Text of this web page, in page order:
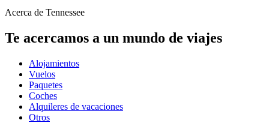
Acerca de Tennessee
Te acercamos a un mundo de viajes
Alojamientos
Vuelos
Paquetes
Coches
Alquileres de vacaciones
Otros